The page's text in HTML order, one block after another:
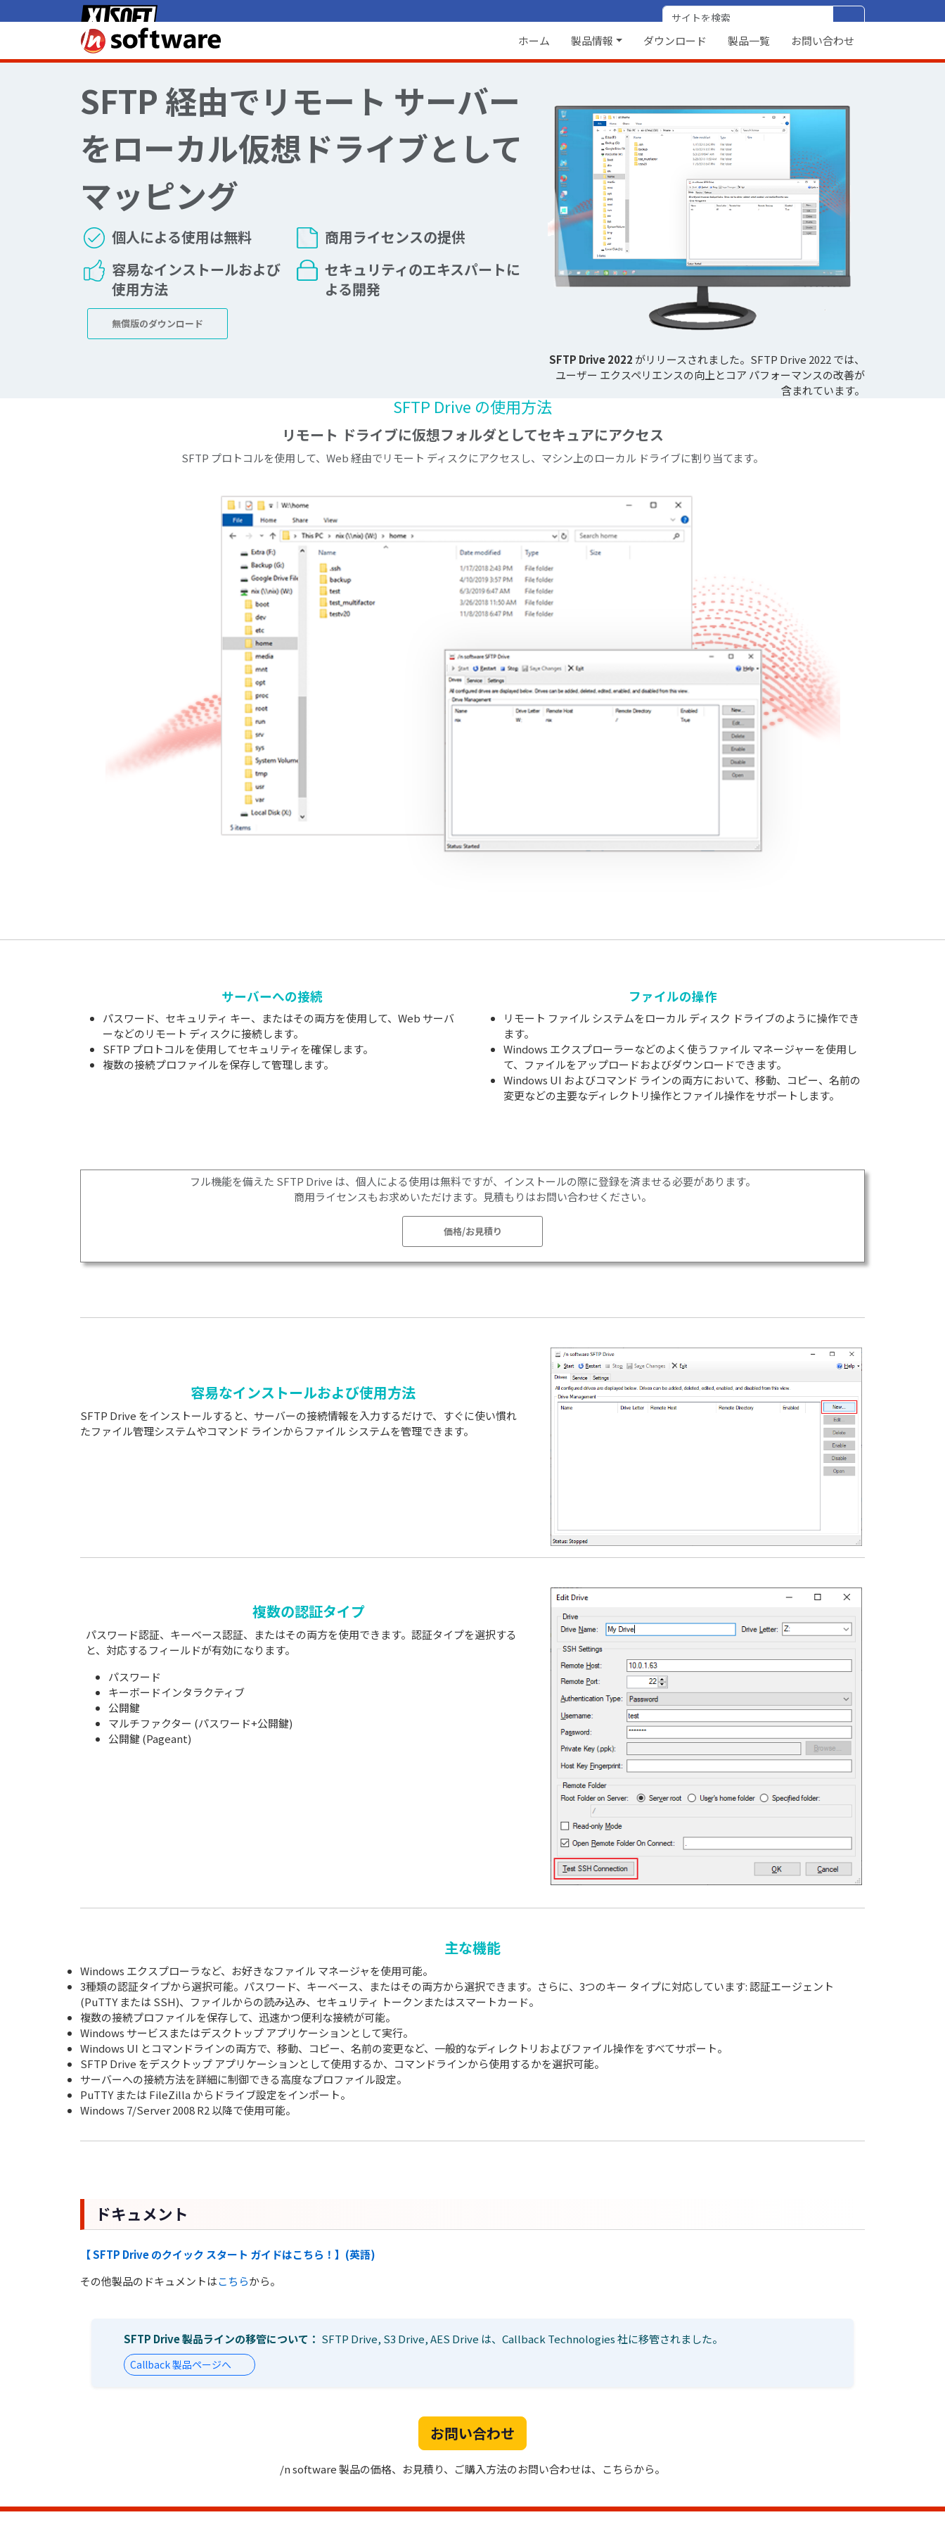
ホーム 製品情報 ダウンロード 製品一覧 お問い合わせ
SFTP 経由でリモート サーバー
をローカル仮想ドライブとして
マッピング
個人による使用は無料
商用ライセンスの提供
容易なインストールおよび
使用方法
セキュリティのエキスパートに
よる開発
無償版のダウンロード
SFTP Drive 2022 がリリースされました。SFTP Drive 2022 では、
ユーザー エクスペリエンスの向上とコア パフォーマンスの改善が
含まれています。
SFTP Drive の使用方法
リモート ドライブに仮想フォルダとしてセキュアにアクセス
SFTP プロトコルを使用して、Web 経由でリモート ディスクにアクセスし、マシン上のローカル ドライブに割り当てます。
サーバーへの接続
パスワード、セキュリティ キー、またはその両方を使用して、Web サーバ
ーなどのリモート ディスクに接続します。
SFTP プロトコルを使用してセキュリティを確保します。
複数の接続プロファイルを保存して管理します。
ファイルの操作
リモート ファイル システムをローカル ディスク ドライブのように操作でき
ます。
Windows エクスプローラーなどのよく使うファイル マネージャーを使用し
て、ファイルをアップロードおよびダウンロードできます。
Windows UI およびコマンド ラインの両方において、移動、コピー、名前の
変更などの主要なディレクトリ操作とファイル操作をサポートします。
フル機能を備えた SFTP Drive は、個人による使用は無料ですが、インストールの際に登録を済ませる必要があります。
商用ライセンスもお求めいただけます。見積もりはお問い合わせください。
価格/お見積り
容易なインストールおよび使用方法
SFTP Drive をインストールすると、サーバーの接続情報を入力するだけで、すぐに使い慣れ
たファイル管理システムやコマンド ラインからファイル システムを管理できます。
複数の認証タイプ
パスワード認証、キーベース認証、またはその両方を使用できます。認証タイプを選択する
と、対応するフィールドが有効になります。
パスワード
キーボードインタラクティブ
公開鍵
マルチファクター (パスワード+公開鍵)
公開鍵 (Pageant)
主な機能
Windows エクスプローラなど、お好きなファイル マネージャを使用可能。
3種類の認証タイプから選択可能。パスワード、キーベース、またはその両方から選択できます。さらに、3つのキー タイプに対応しています: 認証エージェント
(PuTTY または SSH)、ファイルからの読み込み、セキュリティ トークンまたはスマートカード。
複数の接続プロファイルを保存して、迅速かつ便利な接続が可能。
Windows サービスまたはデスクトップ アプリケーションとして実行。
Windows UI とコマンドラインの両方で、移動、コピー、名前の変更など、一般的なディレクトリおよびファイル操作をすべてサポート。
SFTP Drive をデスクトップ アプリケーションとして使用するか、コマンドラインから使用するかを選択可能。
サーバーへの接続方法を詳細に制御できる高度なプロファイル設定。
PuTTY または FileZilla からドライブ設定をインポート。
Windows 7/Server 2008 R2 以降で使用可能。
ドキュメント
【 SFTP Drive のクイック スタート ガイドはこちら！】(英語)
その他製品のドキュメントはこちらから。
SFTP Drive 製品ラインの移管について： SFTP Drive, S3 Drive, AES Drive は、Callback Technologies 社に移管されました。
Callback 製品ページへ
お問い合わせ
/n software 製品の価格、お見積り、ご購入方法のお問い合わせは、こちらから。